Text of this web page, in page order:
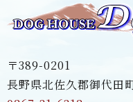
〒389-0201
長野県北佐久郡御代田